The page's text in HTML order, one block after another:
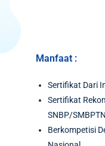
Manfaat :
Sertifikat Dari
Sertifikat
SNBP/SMBPTN
Berkompetisi